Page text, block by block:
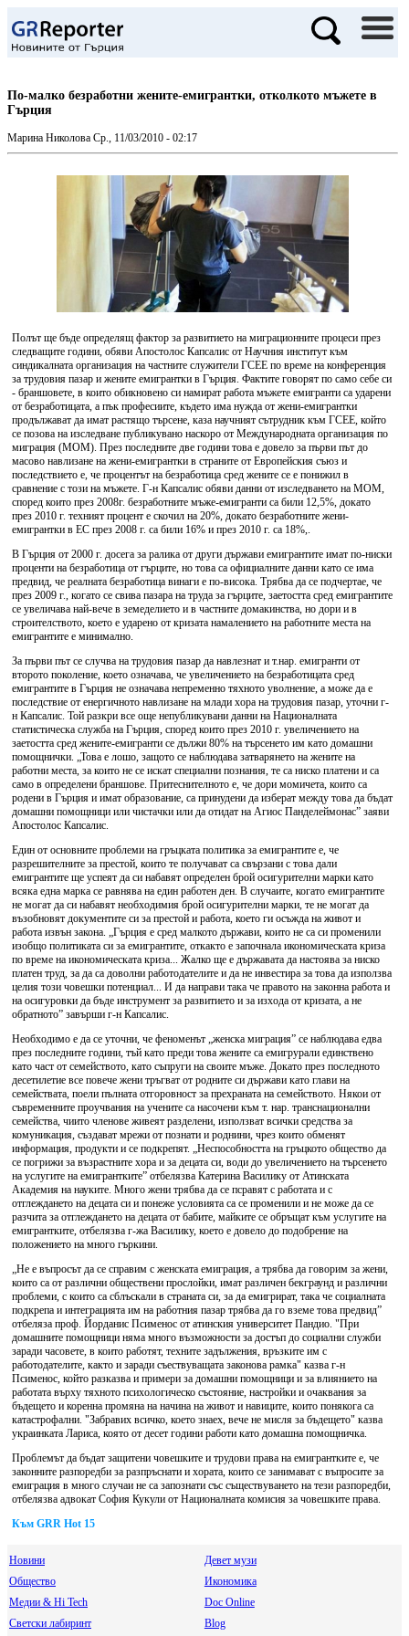
По-малко безработни жените-емигрантки, отколкото мъжете в
Гърция
Марина Николова Ср., 11/03/2010 - 02:17
Полът ще бъде определящ фактор за развитието на миграционните процеси през
следващите години, обяви Апостолос Капсалис от Научния институт към
синдикалната организация на частните служители ГСЕЕ по време на конференция
за трудовия пазар и жените емигрантки в Гърция. Фактите говорят по само себе си
- браншовете, в които обикновено си намират работа мъжете емигранти са ударени
от безработицата, а пък професиите, където има нужда от жени-емигрантки
продължават да имат растящо търсене, каза научният сътрудник към ГСЕЕ, който
се позова на изследване публикувано наскоро от Международната организация по
миграция (МОМ). През последните две години това е довело за първи път до
масово навлизане на жени-емигрантки в страните от Европейския съюз и
последствието е, че процентът на безработица сред жените се е понижил в
сравнение с този на мъжете. Г-н Капсалис обяви данни от изследването на МОМ,
според които през 2008г. безработните мъже-емигранти са били 12,5%, докато
през 2010 г. техният процент е скочил на 20%, докато безработните жени-
емигрантки в ЕС през 2008 г. са били 16% и през 2010 г. са 18%,.
В Гърция от 2000 г. досега за ралика от други държави емигрантите имат по-ниски
проценти на безработица от гърците, но това са официалните данни като се има
предвид, че реалната безработица винаги е по-висока. Трябва да се подчертае, че
през 2009 г., когато се свива пазара на труда за гърците, заетостта сред емигрантите
се увеличава най-вече в земеделието и в частните домакинства, но дори и в
строителството, което е ударено от кризата намалението на работните места на
емигрантите е минимално.
За първи път се случва на трудовия пазар да навлезнат и т.нар. емигранти от
второто поколение, което означава, че увеличението на безработицата сред
емигрантите в Гърция не означава непременно тяхното уволнение, а може да е
последствие от енергичното навлизане на млади хора на трудовия пазар, уточни г-
н Капсалис. Той разкри все още непубликувани данни на Националната
статистическа служба на Гърция, според които през 2010 г. увеличението на
заетостта сред жените-емигранти се дължи 80% на търсенето им като домашни
помощнички. „Това е лошо, защото се наблюдава затварянето на жените на
работни места, за които не се искат специални познания, те са ниско платени и са
само в определени браншове. Притеснителното е, че дори момичета, които са
родени в Гърция и имат образование, са принудени да изберат между това да бъдат
домашни помощници или чистачки или да отидат на Агиос Панделеймонас” заяви
Апостолос Капсалис.
Един от основните проблеми на гръцката политика за емигрантите е, че
разрешителните за престой, които те получават са свързани с това дали
емигрантите ще успеят да си набавят определен брой осигурителни марки като
всяка една марка се равнява на един работен ден. В случаите, когато емигрантите
не могат да си набавят необходимия брой осигурителни марки, те не могат да
възобновят документите си за престой и работа, което ги осъжда на живот и
работа извън закона. „Гърция е сред малкото държави, които не са си променили
изобщо политиката си за емигрантите, откакто е започнала икономическата криза
по време на икономическата криза... Жалко ще е държавата да настоява за ниско
платен труд, за да са доволни работодателите и да не инвестира за това да използва
целия този човешки потенциал... И да направи така че правото на законна работа и
на осигуровки да бъде инструмент за развитието и за изхода от кризата, а не
обратното” завърши г-н Капсалис.
Необходимо е да се уточни, че феноменът „женска миграция” се наблюдава едва
през последните години, тъй като преди това жените са емигрурали единствено
като част от семейството, като съпруги на своите мъже. Докато през последното
десетилетие все повече жени тръгват от родните си държави като глави на
семействата, поели пълната отгоровност за прехраната на семейството. Някои от
съвременните проучвания на учените са насочени към т. нар. транснационални
семейства, чиито членове живеят разделени, използват всички средства за
комуникация, създават мрежи от познати и роднини, чрез които обменят
информация, продукти и се подкрепят. „Неспособността на гръцкото общество да
се погрижи за възрастните хора и за децата си, води до увеличението на търсенето
на услугите на емигрантките” отбелязва Катерина Василику от Атинската
Академия на науките. Много жени трябва да се псравят с работата и с
отглеждането на децата си и понеже условията са се променили и не може да се
разчита за отглеждането на децата от бабите, майките се обръщат към услугите на
емигрантките, отбелязва г-жа Василику, което е довело до подобрение на
положението на много гъркини.
„Не е въпросът да се справим с женската емиграция, а трябва да говорим за жени,
които са от различни обществени прослойки, имат различен бекграунд и различни
проблеми, с които са сблъскали в страната си, за да емигрират, така че социалната
подкрепа и интеграцията им на работния пазар трябва да го вземе това предвид”
отбеляза проф. Йорданис Псименос от атинския университет Пандио. "При
домашните помощници няма много възможности за достъп до социални служби
заради часовете, в които работят, техните задължения, връзките им с
работодателите, както и заради съествуващата законова рамка" казва г-н
Псименос, който разказва и примери за домашни помощници и за влиянието на
работата върху тяхното психологическо състояние, настройки и очаквания за
бъдещето и коренна промяна на начина на живот и навиците, които понякога са
катастрофални. "Забравих всичко, което знаех, вече не мисля за бъдещето" казва
украинката Лариса, която от десет години работи като домашна помощничка.
Проблемът да бъдат защитени човешките и трудови права на емигрантките е, че
законните разпоредби за разпръснати и хората, които се занимават с въпросите за
емиграция в много случаи не са запознати със съществуването на тези разпоредби,
отбелязва адвокат София Кукули от Националната комисия за човешките права.
Към GRR Hot 15
Новини
Девет музи
Общество
Икономика
Медии & Hi Tech
Doc Online
Светски лабиринт
Blog